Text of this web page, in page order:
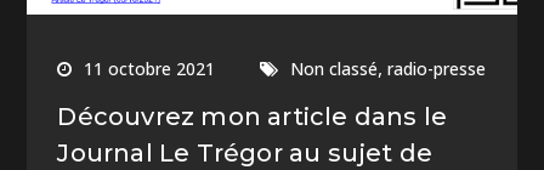
11 octobre 2021 Non classé,radio-presse
Découvrez mon article dans le
Journal Le Trégor au sujet de